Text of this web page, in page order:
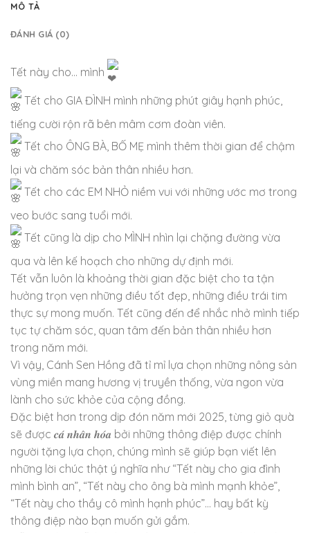
MÔ TẢ
ĐÁNH GIÁ (0)
Tết này cho… mình
Tết cho GIA ĐÌNH mình những phút giây hạnh phúc,
tiếng cười rộn rã bên mâm cơm đoàn viên.
Tết cho ÔNG BÀ, BỐ MẸ mình thêm thời gian để chậm
lại và chăm sóc bản thân nhiều hơn.
Tết cho các EM NHỎ niềm vui với những ước mơ trong
veo bước sang tuổi mới.
Tết cũng là dịp cho MÌNH nhìn lại chặng đường vừa
qua và lên kế hoạch cho những dự định mới.
Tết vẫn luôn là khoảng thời gian đặc biệt cho ta tận
hưởng trọn vẹn những điều tốt đẹp, những điều trái tim
thực sự mong muốn. Tết cũng đến để nhắc nhở mình tiếp
tục tự chăm sóc, quan tâm đến bản thân nhiều hơn
trong năm mới.
Vì vậy, Cánh Sen Hồng đã tỉ mỉ lựa chọn những nông sản
vùng miền mang hương vị truyền thống, vừa ngon vừa
lành cho sức khỏe của cộng đồng.
Đặc biệt hơn trong dịp đón năm mới 2025, từng giỏ quà
sẽ được 𝒄𝒂́ 𝒏𝒉𝒂̂𝒏 𝒉𝒐́𝒂 bởi những thông điệp được chính
người tặng lựa chọn, chúng mình sẽ giúp bạn viết lên
những lời chúc thật ý nghĩa như “Tết này cho gia đình
mình bình an”, “Tết này cho ông bà mình mạnh khỏe”,
“Tết này cho thầy cô mình hạnh phúc”… hay bất kỳ
thông điệp nào bạn muốn gửi gắm.